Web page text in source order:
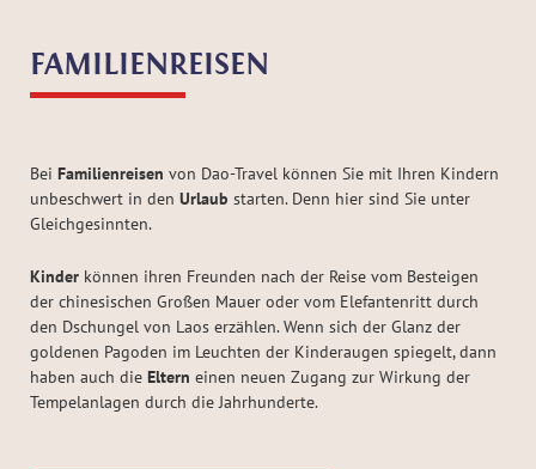
FAMILIENREISEN
Bei Familienreisen von Dao-Travel können Sie mit Ihren Kindern
unbeschwert in den Urlaub starten. Denn hier sind Sie unter
Gleichgesinnten.
Kinder können ihren Freunden nach der Reise vom Besteigen
der chinesischen Großen Mauer oder vom Elefantenritt durch
den Dschungel von Laos erzählen. Wenn sich der Glanz der
goldenen Pagoden im Leuchten der Kinderaugen spiegelt, dann
haben auch die Eltern einen neuen Zugang zur Wirkung der
Tempelanlagen durch die Jahrhunderte.